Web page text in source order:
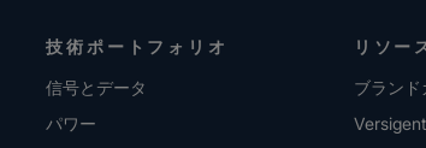
技術ポートフォリオ
信号とデータ
パワー
リソー
ブランド